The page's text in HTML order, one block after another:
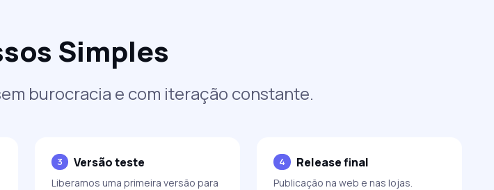
Simples
burocracia e com iteração constante.
3 Versão teste
Liberamos uma primeira versão para
4 Release final
Publicação na web e nas lojas.